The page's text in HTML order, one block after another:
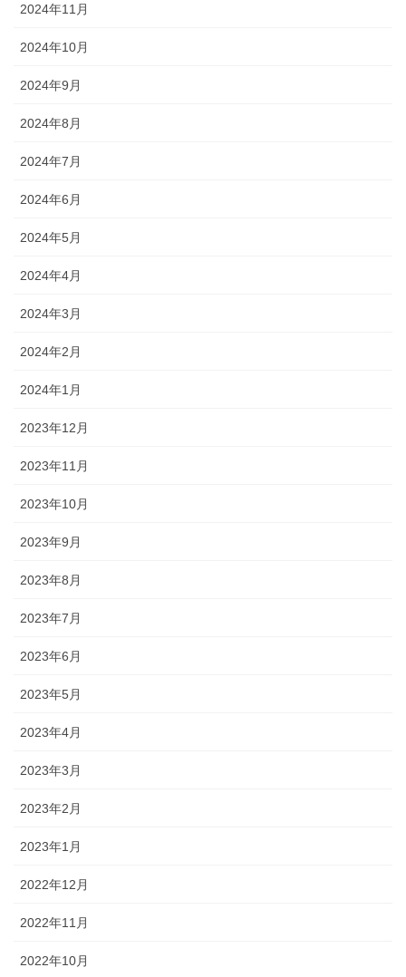
2024年11月
2024年10月
2024年9月
2024年8月
2024年7月
2024年6月
2024年5月
2024年4月
2024年3月
2024年2月
2024年1月
2023年12月
2023年11月
2023年10月
2023年9月
2023年8月
2023年7月
2023年6月
2023年5月
2023年4月
2023年3月
2023年2月
2023年1月
2022年12月
2022年11月
2022年10月